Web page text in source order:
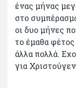
ένας μήνας
στο
οι δυο μήνες
το έμαθα
άλλα πολλά.
για